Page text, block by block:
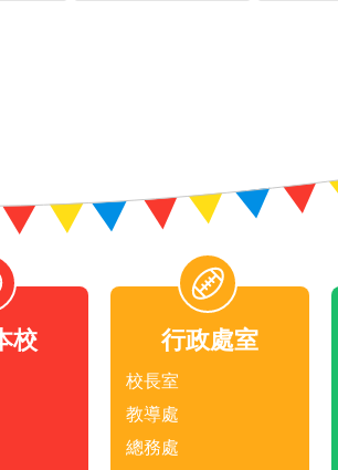
校 行政處室
校長室
教導處
總務處